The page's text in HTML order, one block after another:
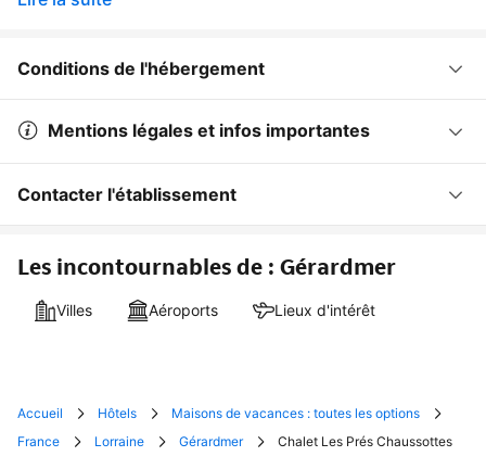
Conditions de l'hébergement
Mentions légales et infos importantes
Contacter l'établissement
Les incontournables de : Gérardmer
Villes Aéroports Lieux d'intérêt
Accueil Hôtels
Maisons de vacances : toutes les options
France
Lorraine Gérardmer Chalet Les Prés Chaussottes